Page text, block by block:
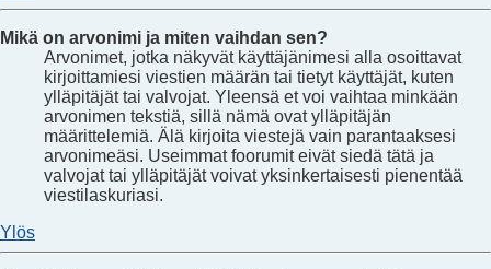
Mikä on arvonimi ja miten vaihdan sen?
Arvonimet, jotka näkyvät käyttäjänimesi alla osoittavat
kirjoittamiesi viestien määrän tai tietyt käyttäjät, kuten
ylläpitäjät tai valvojat. Yleensä et voi vaihtaa minkään
arvonimen tekstiä, sillä nämä ovat ylläpitäjän
määrittelemiä. Älä kirjoita viestejä vain parantaaksesi
arvonimeäsi. Useimmat foorumit eivät siedä tätä ja
valvojat tai ylläpitäjät voivat yksinkertaisesti pienentää
viestilaskuriasi.
Ylös